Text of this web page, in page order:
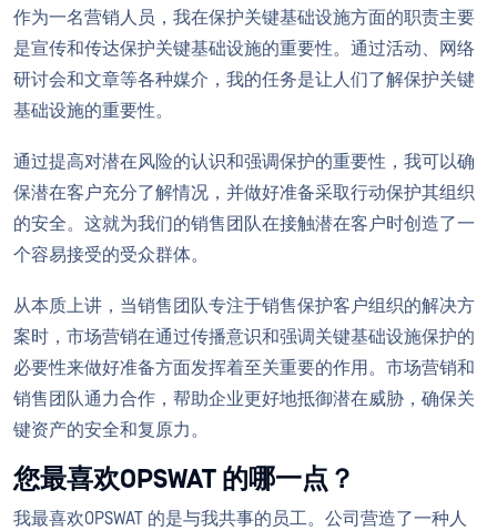
作为一名营销人员，我在保护关键基础设施方面的职责主要
是宣传和传达保护关键基础设施的重要性。通过活动、网络
研讨会和文章等各种媒介，我的任务是让人们了解保护关键
基础设施的重要性。
通过提高对潜在风险的认识和强调保护的重要性，我可以确
保潜在客户充分了解情况，并做好准备采取行动保护其组织
的安全。这就为我们的销售团队在接触潜在客户时创造了一
个容易接受的受众群体。
从本质上讲，当销售团队专注于销售保护客户组织的解决方
案时，市场营销在通过传播意识和强调关键基础设施保护的
必要性来做好准备方面发挥着至关重要的作用。市场营销和
销售团队通力合作，帮助企业更好地抵御潜在威胁，确保关
键资产的安全和复原力。
您最喜欢OPSWAT 的哪一点？
我最喜欢OPSWAT 的是与我共事的员工。公司营造了一种人